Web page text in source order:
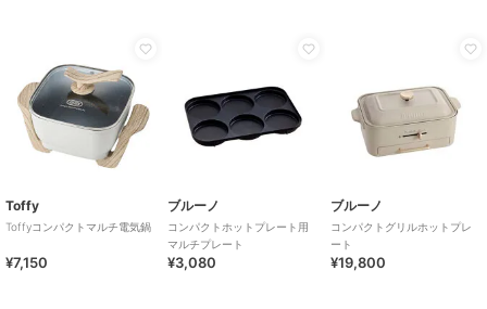
Toffy
Toffyコンパクトマルチ電気鍋
¥7,150
ブルーノ
コンパクトホットプレート用
マルチプレート
¥3,080
ブルーノ
コンパクトグリルホットプレ
ート
¥19,800